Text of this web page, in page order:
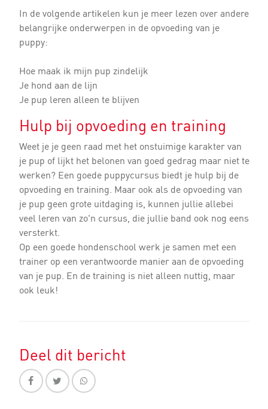
In de volgende artikelen kun je meer lezen over andere
belangrijke onderwerpen in de opvoeding van je
puppy:
Hoe maak ik mijn pup zindelijk
Je hond aan de lijn
Je pup leren alleen te blijven
Hulp bij opvoeding en training
Weet je je geen raad met het onstuimige karakter van
je pup of lijkt het belonen van goed gedrag maar niet te
werken? Een goede puppycursus biedt je hulp bij de
opvoeding en training. Maar ook als de opvoeding van
je pup geen grote uitdaging is, kunnen jullie allebei
veel leren van zo'n cursus, die jullie band ook nog eens
versterkt.
Op een goede hondenschool werk je samen met een
trainer op een verantwoorde manier aan de opvoeding
van je pup. En de training is niet alleen nuttig, maar
ook leuk!
Deel dit bericht